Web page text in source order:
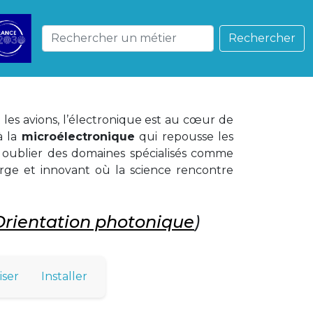
Rechercher
avions, l’électronique est au cœur de
la microélectronique qui repousse les
des domaines spécialisés comme
et innovant où la science rencontre
photonique)
Installer